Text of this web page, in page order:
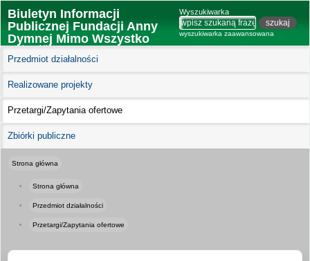
Biuletyn Informacji
Publicznej Fundacji Anny
Dymnej Mimo Wszystko
wersja mobilna
Wyszukiwarka
wyszukiwarka zaawansowana
Przedmiot działalności
Realizowane projekty
Przetargi/Zapytania ofertowe
Zbiórki publiczne
Strona główna
Strona główna
Przedmiot działalności
Przetargi/Zapytania ofertowe